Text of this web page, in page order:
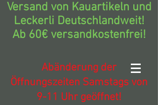
Versand von Kauartikeln und
Leckerli Deutschlandweit!
Ab 60€ versandkostenfrei!
Abänderung der
Öffnungszeiten Samstags von
9-11 Uhr geöffnet!